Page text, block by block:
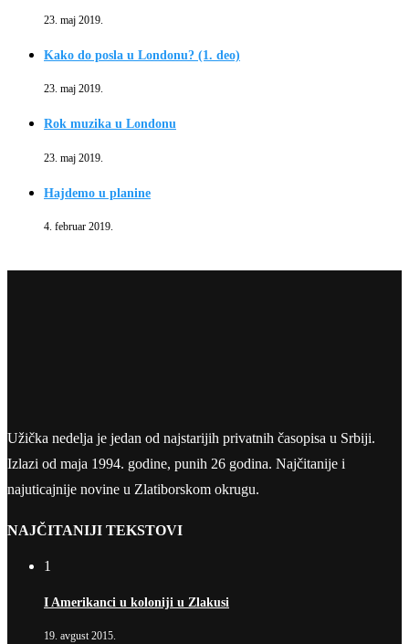
23. maj 2019.
Kako do posla u Londonu? (1. deo)
23. maj 2019.
Rok muzika u Londonu
23. maj 2019.
Hajdemo u planine
4. februar 2019.
Užička nedelja je jedan od najstarijih privatnih časopisa u Srbiji.
Izlazi od maja 1994. godine, punih 26 godina. Najčitanije i
najuticajnije novine u Zlatiborskom okrugu.
NAJČITANIJI TEKSTOVI
1
I Amerikanci u koloniji u Zlakusi
19. avgust 2015.